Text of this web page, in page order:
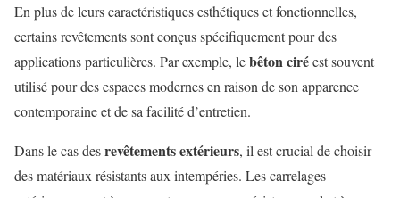
En plus de leurs caractéristiques esthétiques et fonctionnelles,
certains revêtements sont conçus spécifiquement pour des
applications particulières. Par exemple, lebêton ciréest souvent
utilisé pour des espaces modernes en raison de son apparence
contemporaine et de sa facilité d’entretien.
Dans le cas desrevêtements extérieurs, il est crucial de choisir
des matériaux résistants aux intempéries. Les carrelages